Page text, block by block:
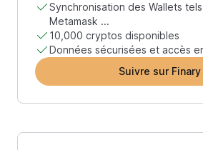
Synchronisation des Wallets
Metamask ...
10,000 cryptos disponibles
Données sécurisées et accès
Suivre sur Finary